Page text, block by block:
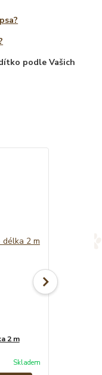
podle Vašich
2 m
Skladem